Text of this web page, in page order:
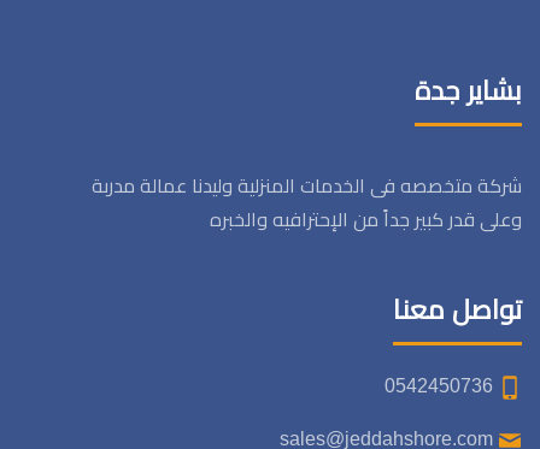
بشاير جدة
شركة متخصصه فى الخدمات المنزلية وليدنا عمالة مدربة
وعلى قدر كبير جداً من الإحترافيه والخبره
تواصل معنا